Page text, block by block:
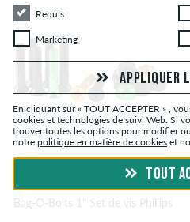
SHAKE JUNT
RequisRequis
MarketingMarketing
APPLIQUER
En cliquant sur « TOUT ACCEPTER » ,
cookies et technologies de suivi Web. Si
trouver toutes les options pour modifier
notre politique en matière de cookies et
TOUT